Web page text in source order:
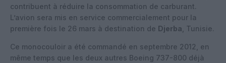
contribuent à réduire la consommation de carburant.
L’avion sera mis en service commercialement pour la
première fois le 26 mars à destination de Djerba , Tunisie.
Ce monocouloir a été commandé en septembre 2012, en
même temps que les deux autres Boeing 737-800 déjà